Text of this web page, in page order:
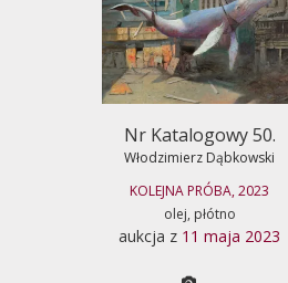
Nr Katalogowy 50.
Włodzimierz Dąbkowski
KOLEJNA PRÓBA, 2023
olej, płótno
aukcja z 11 maja 2023